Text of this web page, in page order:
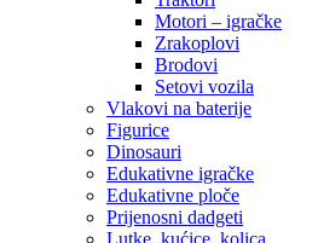
Motori – igračke
Zrakoplovi
Brodovi
Setovi vozila
Vlakovi na baterije
Figurice
Dinosauri
Edukativne igračke
Edukativne ploče
Prijenosni dadgeti
Lutke, kućice, kolica